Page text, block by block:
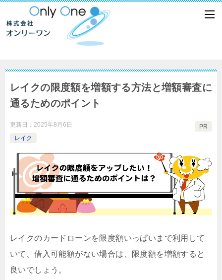
レイクの限度額を増額する方法と増額審査に
通るためのポイント
更新日： 2025年8月6日
レイク
PR
レイクのカードローンを限度額いっぱいまで利用して
いて、借入可能額がない場合は、限度額を増額すると
良いでしょう。